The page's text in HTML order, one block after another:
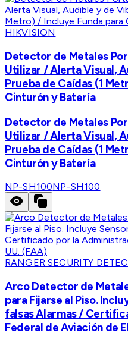
HIKVISION
Detector de Metales
Utilizar / Alerta Visual,
Prueba de Caídas (1
Cinturón y Batería
Detector de Metales
Utilizar / Alerta Visual,
Prueba de Caídas (1
Cinturón y Batería
NP-SH100NP-SH100
RANGER SECURITY
Arco Detector de
para Fijarse al Piso.
falsas Alarmas /
Federal de Aviación de